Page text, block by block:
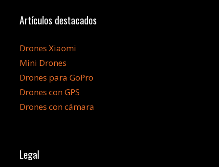
Artículos destacados
Drones Xiaomi
Mini Drones
Drones para GoPro
Drones con GPS
Drones con cámara
Legal